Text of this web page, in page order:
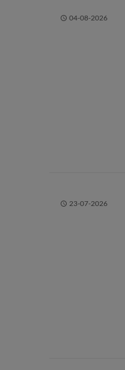
04-08-2026
23-07-2026